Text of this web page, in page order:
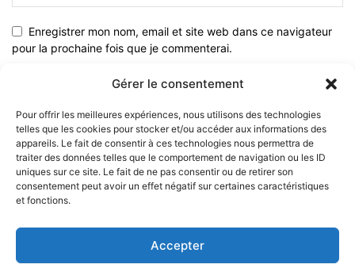
Gérer le consentement
Pour offrir les meilleures expériences, nous utilisons des technologies
telles que les cookies pour stocker et/ou accéder aux informations des
appareils. Le fait de consentir à ces technologies nous permettra de
traiter des données telles que le comportement de navigation ou les ID
uniques sur ce site. Le fait de ne pas consentir ou de retirer son
consentement peut avoir un effet négatif sur certaines caractéristiques
et fonctions.
Accepter
Enregistrer mon nom, email et site web dans ce navigateur
pour la prochaine fois que je commenterai.
À PROPOS